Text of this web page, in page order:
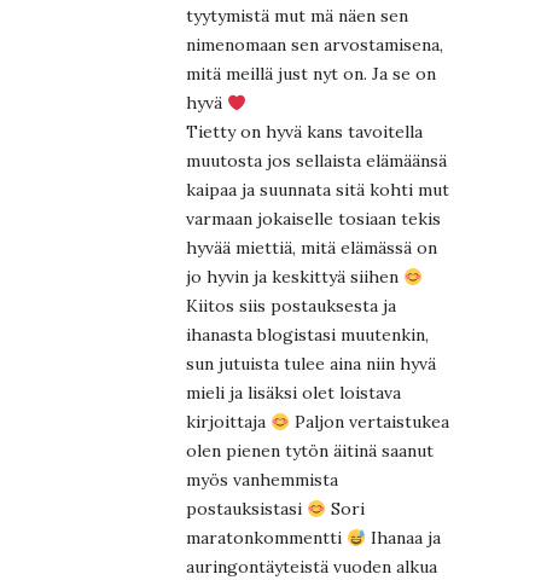
tyytymistä mut mä näen sen
nimenomaan sen arvostamisena,
mitä meillä just nyt on. Ja se on
hyvä
Tietty on hyvä kans tavoitella
muutosta jos sellaista elämäänsä
kaipaa ja suunnata sitä kohti mut
varmaan jokaiselle tosiaan tekis
hyvää miettiä, mitä elämässä on
jo hyvin ja keskittyä siihen
Kiitos siis postauksesta ja
ihanasta blogistasi muutenkin,
sun jutuista tulee aina niin hyvä
mieli ja lisäksi olet loistava
kirjoittaja
Paljon vertaistukea
olen pienen tytön äitinä saanut
myös vanhemmista
postauksistasi
Sori
maratonkommentti
Ihanaa ja
auringontäyteistä vuoden alkua